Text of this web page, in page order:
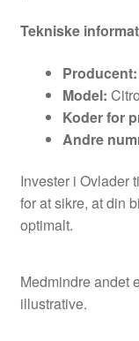
Tekniske
Producent:
Model:
Koder for
Andre
Invester i Ovlader
for at sikre, at din
optimalt.
Medmindre andet
illustrative.